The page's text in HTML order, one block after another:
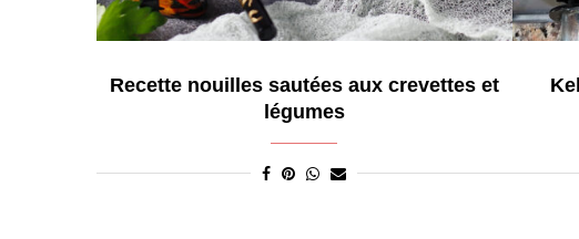
Recette nouilles sautées aux crevettes et
légumes